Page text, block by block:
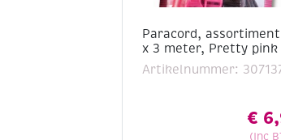
Paracord,
x 3 meter, Pretty pink
Artikelnummer:
€
(Inc